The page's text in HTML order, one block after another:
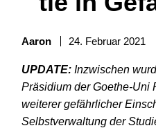
Aaron 24. Februar 2021
UPDATE: Inzwischen
Präsidium der Goethe-Uni
weiterer gefährlicher
Selbstverwaltung der